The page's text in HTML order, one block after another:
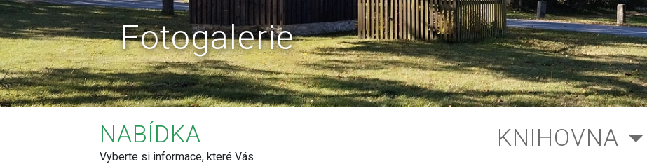
Fotogalerie
NABÍDKA
Vyberte si informace, které Vás
KNIHOVNA